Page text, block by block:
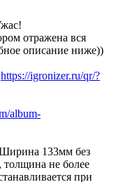
отражена вся
описание ниже))
https://igronizer.ru/qr/?
album-
133мм без
не более
при